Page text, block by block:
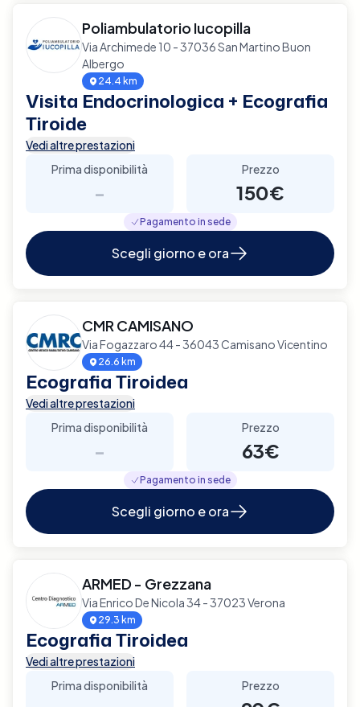
Poliambulatorio Iucopilla
Via Archimede 10 - 37036 San Martino Buon
Albergo
24.4 km
Visita Endocrinologica + Ecografia
Tiroide
Vedi altre prestazioni
Prima disponibilità
-
Prezzo
150€
Pagamento in sede
Scegli giorno e ora
CMR CAMISANO
Via Fogazzaro 44 - 36043 Camisano Vicentino
26.6 km
Ecografia Tiroidea
Vedi altre prestazioni
Prima disponibilità
-
Prezzo
63€
Pagamento in sede
Scegli giorno e ora
ARMED - Grezzana
Via Enrico De Nicola 34 - 37023 Verona
29.3 km
Ecografia Tiroidea
Vedi altre prestazioni
Prima disponibilità
Prezzo